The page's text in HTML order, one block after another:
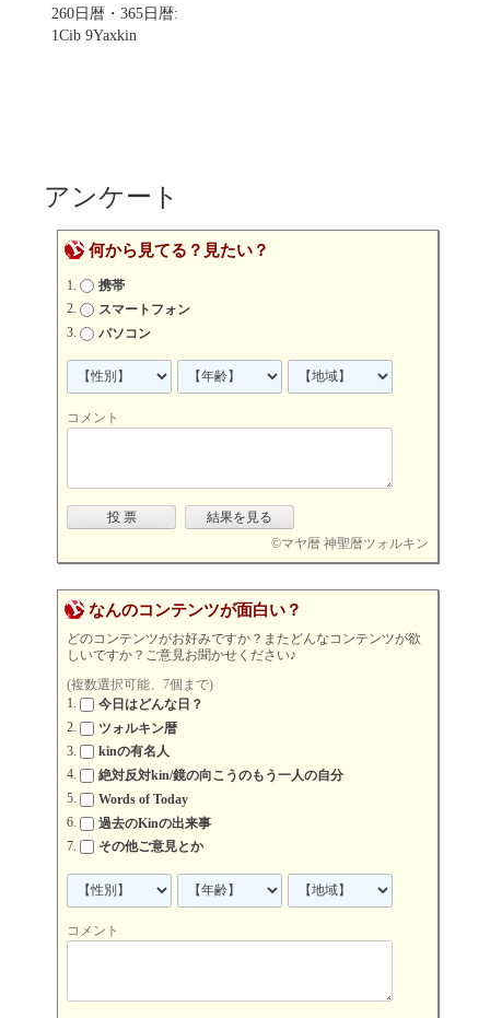
260日暦・365日暦:
1Cib 9Yaxkin
アンケート
何から見てる？見たい？
携帯
スマートフォン
パソコン
コメント
©マヤ暦 神聖暦ツォルキン
なんのコンテンツが面白い？
どのコンテンツがお好みですか？またどんなコンテンツが欲
しいですか？ご意見お聞かせください♪
(複数選択可能、7個まで)
今日はどんな日？
ツォルキン暦
kinの有名人
絶対反対kin/鏡の向こうのもう一人の自分
Words of Today
過去のKinの出来事
その他ご意見とか
コメント